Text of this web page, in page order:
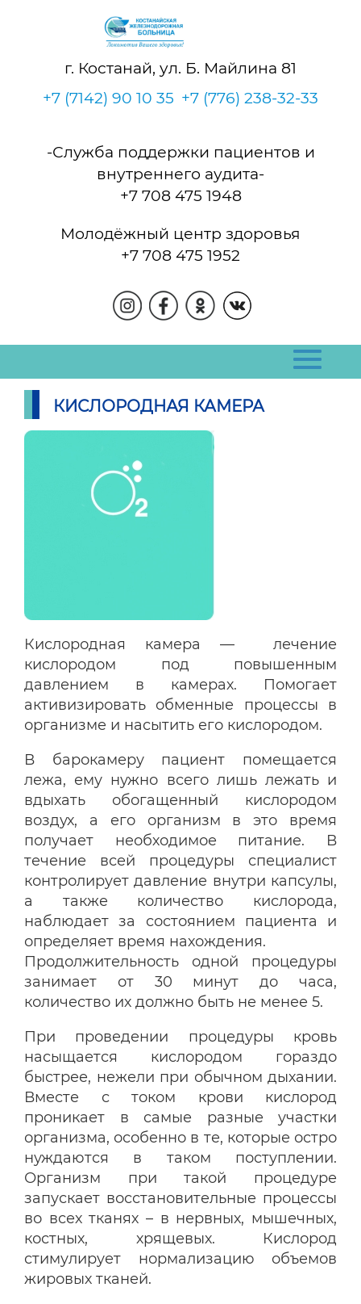
г. Костанай, ул. Б. Майлина 81
+7 (7142) 90 10 35 +7 (776) 238-32-33
-Служба поддержки пациентов и
внутреннего аудита-
+7 708 475 1948
Молодёжный центр здоровья
+7 708 475 1952
КИСЛОРОДНАЯ КАМЕРА
Кислородная камера — лечение
кислородом под повышенным
давлением в камерах. Помогает
активизировать обменные процессы в
организме и насытить его кислородом.
В барокамеру пациент помещается
лежа, ему нужно всего лишь лежать и
вдыхать обогащенный кислородом
воздух, а его организм в это время
получает необходимое питание. В
течение всей процедуры специалист
контролирует давление внутри капсулы,
а также количество кислорода,
наблюдает за состоянием пациента и
определяет время нахождения.
Продолжительность одной процедуры
занимает от 30 минут до часа,
количество их должно быть не менее 5.
При проведении процедуры кровь
насыщается кислородом гораздо
быстрее, нежели при обычном дыхании.
Вместе с током крови кислород
проникает в самые разные участки
организма, особенно в те, которые остро
нуждаются в таком поступлении.
Организм при такой процедуре
запускает восстановительные процессы
во всех тканях – в нервных, мышечных,
костных, хрящевых. Кислород
стимулирует нормализацию объемов
жировых тканей.